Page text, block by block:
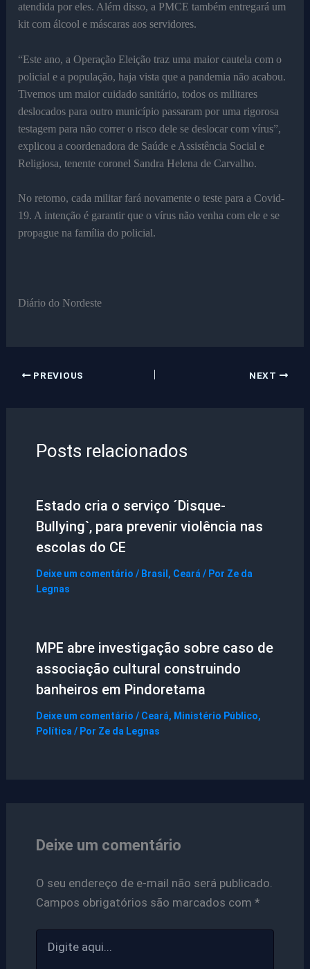
atendida por eles. Além disso, a PMCE também entregará um
kit com álcool e máscaras aos servidores.
“Este ano, a Operação Eleição traz uma maior cautela com o
policial e a população, haja vista que a pandemia não acabou.
Tivemos um maior cuidado sanitário, todos os militares
deslocados para outro município passaram por uma rigorosa
testagem para não correr o risco dele se deslocar com vírus”,
explicou a coordenadora de Saúde e Assistência Social e
Religiosa, tenente coronel Sandra Helena de Carvalho.
No retorno, cada militar fará novamente o teste para a Covid-
19. A intenção é garantir que o vírus não venha com ele e se
propague na família do policial.
Diário do Nordeste
PREVIOUS NEXT
Posts relacionados
Estado cria o serviço ´Disque-
Bullying`, para prevenir violência nas
escolas do CE
Deixe um comentário / Brasil , Ceará / Por Ze da
Legnas
MPE abre investigação sobre caso de
associação cultural construindo
banheiros em Pindoretama
Deixe um comentário / Ceará, Ministério Público,
Política / Por Ze da Legnas
Deixe um comentário
O seu endereço de e-mail não será publicado.
Campos obrigatórios são marcados com *
aqui...